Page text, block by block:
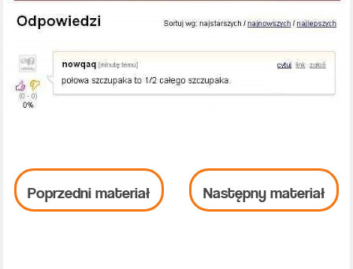
Poprzedni materiał Następny materiał